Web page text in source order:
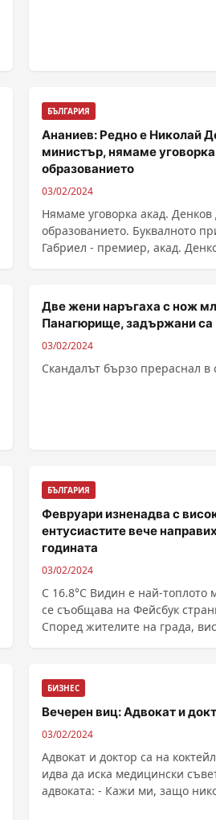
БЪЛГАРИЯ
Ананиев: Редно е Николай
министър, нямаме
образованието
03/02/2024
Нямаме уговорка акад.
образованието. Буквалното
Габриел - премиер, акад.
Две жени наръгаха с нож
Панагюрище, задържани са
03/02/2024
Скандалът бързо прераснал в
БЪЛГАРИЯ
Февруари изненадва с
ентусиастите вече
годината
03/02/2024
С 16.8°С Видин е най-топлото
се съобщава на Фейсбук
Според жителите на града,
БИЗНЕС
Вечерен виц: Адвокат и
03/02/2024
Адвокат и доктор са на
идва да иска медицински
адвоката: - Кажи ми, защо